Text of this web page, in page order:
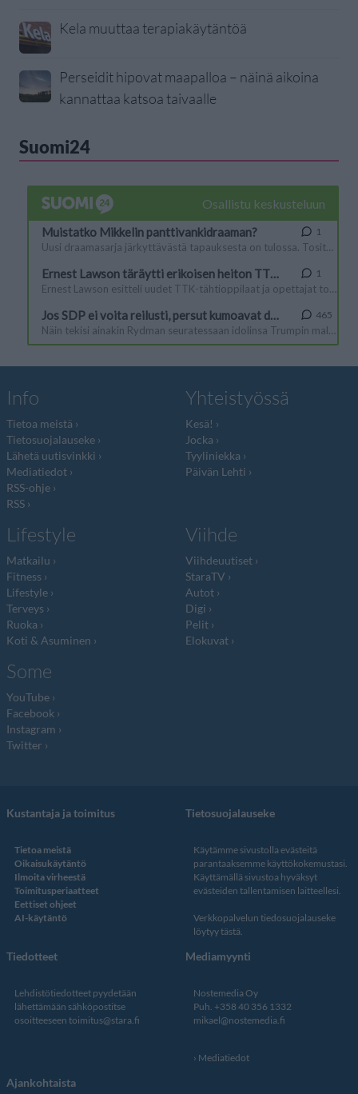
Kela muuttaa terapiakäytäntöä
Perseidit hipovat maapalloa – näinä aikoina
kannattaa katsoa taivaalle
Suomi24
Info
Tietoa meistä
Tietosuojalauseke
Lähetä uutisvinkki
Mediatiedot
RSS-ohje
RSS
Yhteistyössä
Kesä!
Jocka
Tyyliniekka
Päivän Lehti
Lifestyle
Matkailu
Fitness
Lifestyle
Terveys
Ruoka
Koti & Asuminen
Viihde
Viihdeuutiset
StaraTV
Autot
Digi
Pelit
Elokuvat
Some
YouTube
Facebook
Instagram
Twitter
Kustantaja ja toimitus
Tietoa meistä
Oikaisukäytäntö
Ilmoita virheestä
Toimitusperiaatteet
Eettiset ohjeet
AI-käytäntö
Tietosuojalauseke
Käytämme sivustolla evästeitä
parantaaksemme käyttökokemustasi.
Käyttämällä sivustoa hyväksyt
evästeiden tallentamisen laitteellesi.
Verkkopalvelun tiedosuojalauseke
löytyy tästä.
Tiedotteet
Lehdistötiedotteet pyydetään
lähettämään sähköpostitse
osoitteeseen toimitus@stara.fi
Mediamyynti
Nostemedia Oy
Puh. +358 40 356 1332
mikael@nostemedia.fi
Mediatiedot
Ajankohtaista